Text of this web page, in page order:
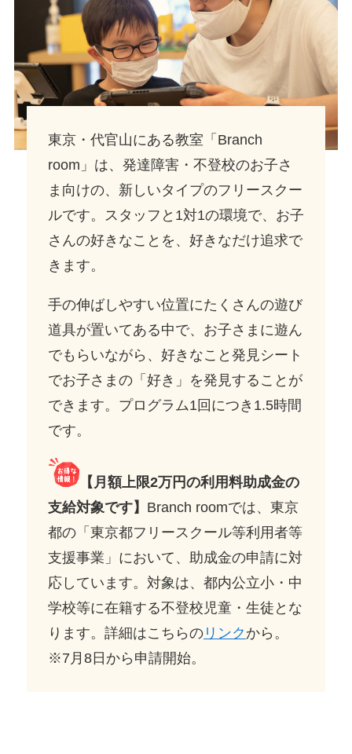
東京・代官山にある教室「Branch
room」は、発達障害・不登校のお子さ
ま向けの、新しいタイプのフリースクー
ルです。スタッフと1対1の環境で、お子
さんの好きなことを、好きなだけ追求で
きます。
手の伸ばしやすい位置にたくさんの遊び
道具が置いてある中で、お子さまに遊ん
でもらいながら、好きなこと発見シート
でお子さまの「好き」を発見することが
できます。プログラム1回につき1.5時間
です。
【月額上限2万円の利用料助成金の
支給対象です】 Branch roomでは、東京
都の「東京都フリースクール等利用者等
支援事業」において、助成金の申請に対
応しています。対象は、都内公立小・中
学校等に在籍する不登校児童・生徒とな
ります。詳細はこちらのリンク から。
※7月8日から申請開始。